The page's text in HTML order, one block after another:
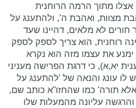
מתוך הרמה הרוחנית
מצוות, ואהבת ה', ולהתענג על
חורים לא מלאים, דהיינו שעד
רוחנית, הוא צריך לספק לספק
ימנע את עצמו מזה הוא נקרא
יא,א), כי דרגת הפרישה מעניני
לו עונג והנאה של 'להתענג על
אלא תורה' כמו שהחזו"א כותב שם,
עליונה מהמעלות שלו